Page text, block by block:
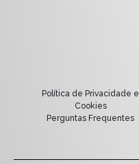
Política de Privacidade e
Cookies
Perguntas Frequentes